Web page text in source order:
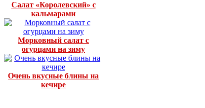
Салат «Королевский» с
кальмарами
Морковный салат с
огурцами на зиму
Очень вкусные блины на
кечире